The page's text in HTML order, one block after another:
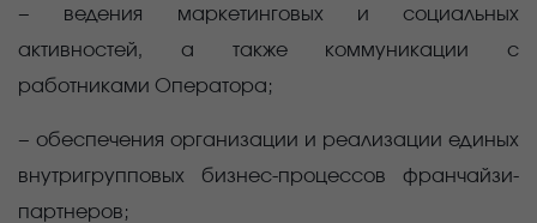
− ведения маркетинговых и социальных
активностей, а также коммуникации с
работниками Оператора;
− обеспечения организации и реализации единых
внутригрупповых бизнес-процессов франчайзи-
партнеров;